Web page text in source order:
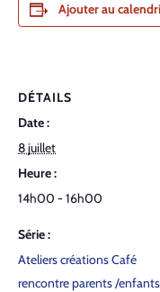
Ajouter au
DÉTAILS
Date :
8 juillet
Heure :
14h00 - 16h00
Série :
Ateliers créations Café
rencontre parents /enfants